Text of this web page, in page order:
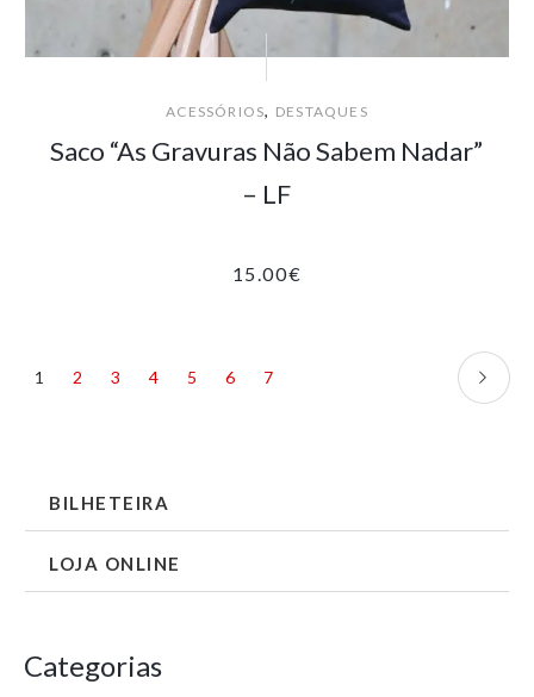
ACESSÓRIOS, DESTAQUES
Saco “As Gravuras Não Sabem Nadar”
– LF
15.00€
1 2 3 4 5 6 7
BILHETEIRA
LOJA ONLINE
Categorias